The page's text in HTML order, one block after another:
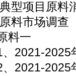
项目原料
市场调查
一
2025年
2025年